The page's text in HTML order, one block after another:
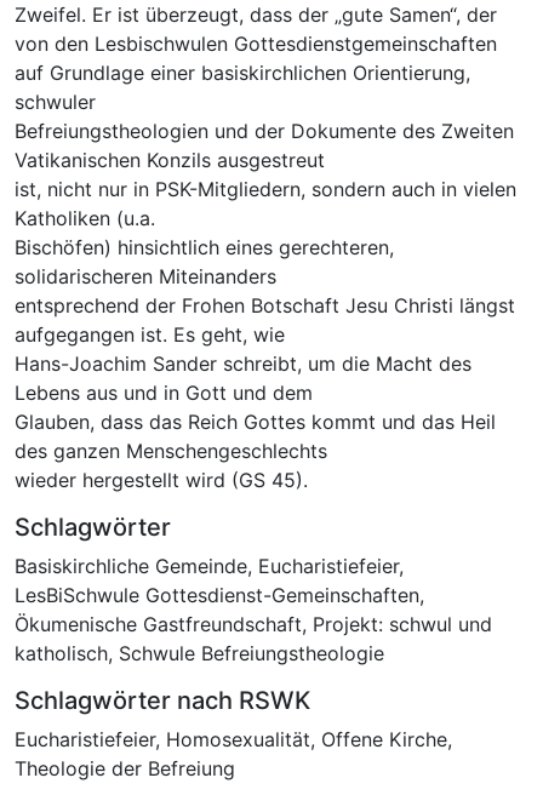
Zweifel. Er ist überzeugt, dass der „gute Samen“, der
von den Lesbischwulen Gottesdienstgemeinschaften
auf Grundlage einer basiskirchlichen Orientierung,
schwuler
Befreiungstheologien und der Dokumente des Zweiten
Vatikanischen Konzils ausgestreut
ist, nicht nur in PSK-Mitgliedern, sondern auch in vielen
Katholiken (u.a.
Bischöfen) hinsichtlich eines gerechteren,
solidarischeren Miteinanders
entsprechend der Frohen Botschaft Jesu Christi längst
aufgegangen ist. Es geht, wie
Hans-Joachim Sander schreibt, um die Macht des
Lebens aus und in Gott und dem
Glauben, dass das Reich Gottes kommt und das Heil
des ganzen Menschengeschlechts
wieder hergestellt wird (GS 45).
Schlagwörter
Basiskirchliche Gemeinde, Eucharistiefeier,
LesBiSchwule Gottesdienst-Gemeinschaften,
Ökumenische Gastfreundschaft, Projekt: schwul und
katholisch, Schwule Befreiungstheologie
Schlagwörter nach RSWK
Eucharistiefeier, Homosexualität, Offene Kirche,
Theologie der Befreiung